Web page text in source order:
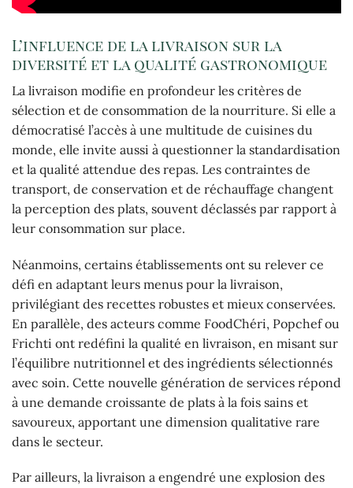
L’influence de la livraison sur la
diversité et la qualité gastronomique
La livraison modifie en profondeur les critères de
sélection et de consommation de la nourriture. Si elle a
démocratisé l’accès à une multitude de cuisines du
monde, elle invite aussi à questionner la standardisation
et la qualité attendue des repas. Les contraintes de
transport, de conservation et de réchauffage changent
la perception des plats, souvent déclassés par rapport à
leur consommation sur place.
Néanmoins, certains établissements ont su relever ce
défi en adaptant leurs menus pour la livraison,
privilégiant des recettes robustes et mieux conservées.
En parallèle, des acteurs comme FoodChéri, Popchef ou
Frichti ont redéfini la qualité en livraison, en misant sur
l’équilibre nutritionnel et des ingrédients sélectionnés
avec soin. Cette nouvelle génération de services répond
à une demande croissante de plats à la fois sains et
savoureux, apportant une dimension qualitative rare
dans le secteur.
Par ailleurs, la livraison a engendré une explosion des